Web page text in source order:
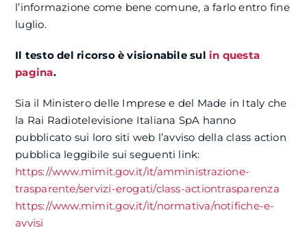
l’informazione come bene comune, a farlo entro fine
luglio.
Il testo del ricorso è visionabile sulin questa
pagina.
Sia il Ministero delle Imprese e del Made in Italy che
la Rai Radiotelevisione Italiana SpA hanno
pubblicato sui loro siti web l’avviso della class action
pubblica leggibile sui seguenti link:
https://www.mimit.gov.it/it/amministrazione-
trasparente/servizi-erogati/class-actiontrasparenza
https://www.mimit.gov.it/it/normativa/notifiche-e-
avvisi